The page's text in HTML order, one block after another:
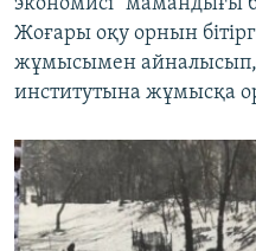
Жоғары оқу орнын
жұмысымен айналысып,
институтына жұмысқа